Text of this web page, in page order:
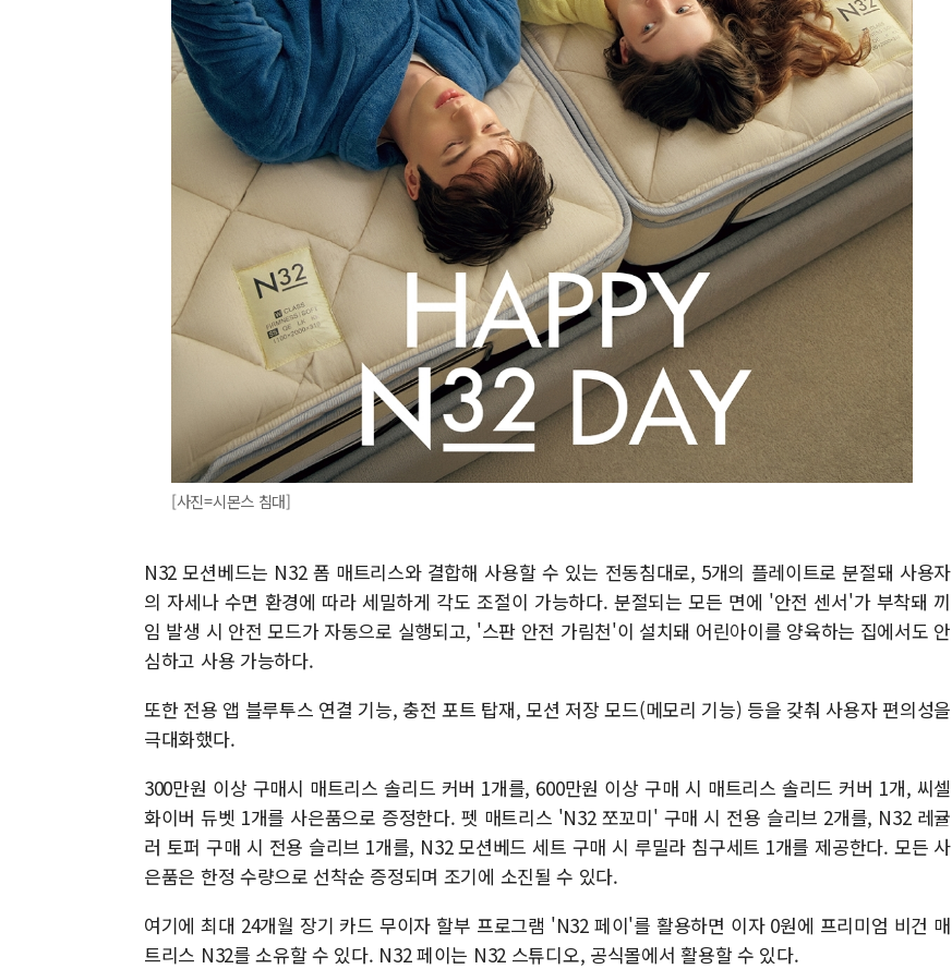
[사진=시몬스 침대]
N32 모션베드는 N32 폼 매트리스와 결합해 사용할 수 있는 전동침대로, 5개의 플레이트로 분절돼 사용자
의 자세나 수면 환경에 따라 세밀하게 각도 조절이 가능하다. 분절되는 모든 면에 '안전 센서'가 부착돼 끼
임 발생 시 안전 모드가 자동으로 실행되고, '스판 안전 가림천'이 설치돼 어린아이를 양육하는 집에서도 안
심하고 사용 가능하다.
또한 전용 앱 블루투스 연결 기능, 충전 포트 탑재, 모션 저장 모드(메모리 기능) 등을 갖춰 사용자 편의성을
극대화했다.
300만원 이상 구매시 매트리스 솔리드 커버 1개를, 600만원 이상 구매 시 매트리스 솔리드 커버 1개, 씨셀
화이버 듀벳 1개를 사은품으로 증정한다. 펫 매트리스 'N32 쪼꼬미' 구매 시 전용 슬리브 2개를, N32 레귤
러 토퍼 구매 시 전용 슬리브 1개를, N32 모션베드 세트 구매 시 루밀라 침구세트 1개를 제공한다. 모든 사
은품은 한정 수량으로 선착순 증정되며 조기에 소진될 수 있다.
여기에 최대 24개월 장기 카드 무이자 할부 프로그램 'N32 페이'를 활용하면 이자 0원에 프리미엄 비건 매
트리스 N32를 소유할 수 있다. N32 페이는 N32 스튜디오, 공식몰에서 활용할 수 있다.